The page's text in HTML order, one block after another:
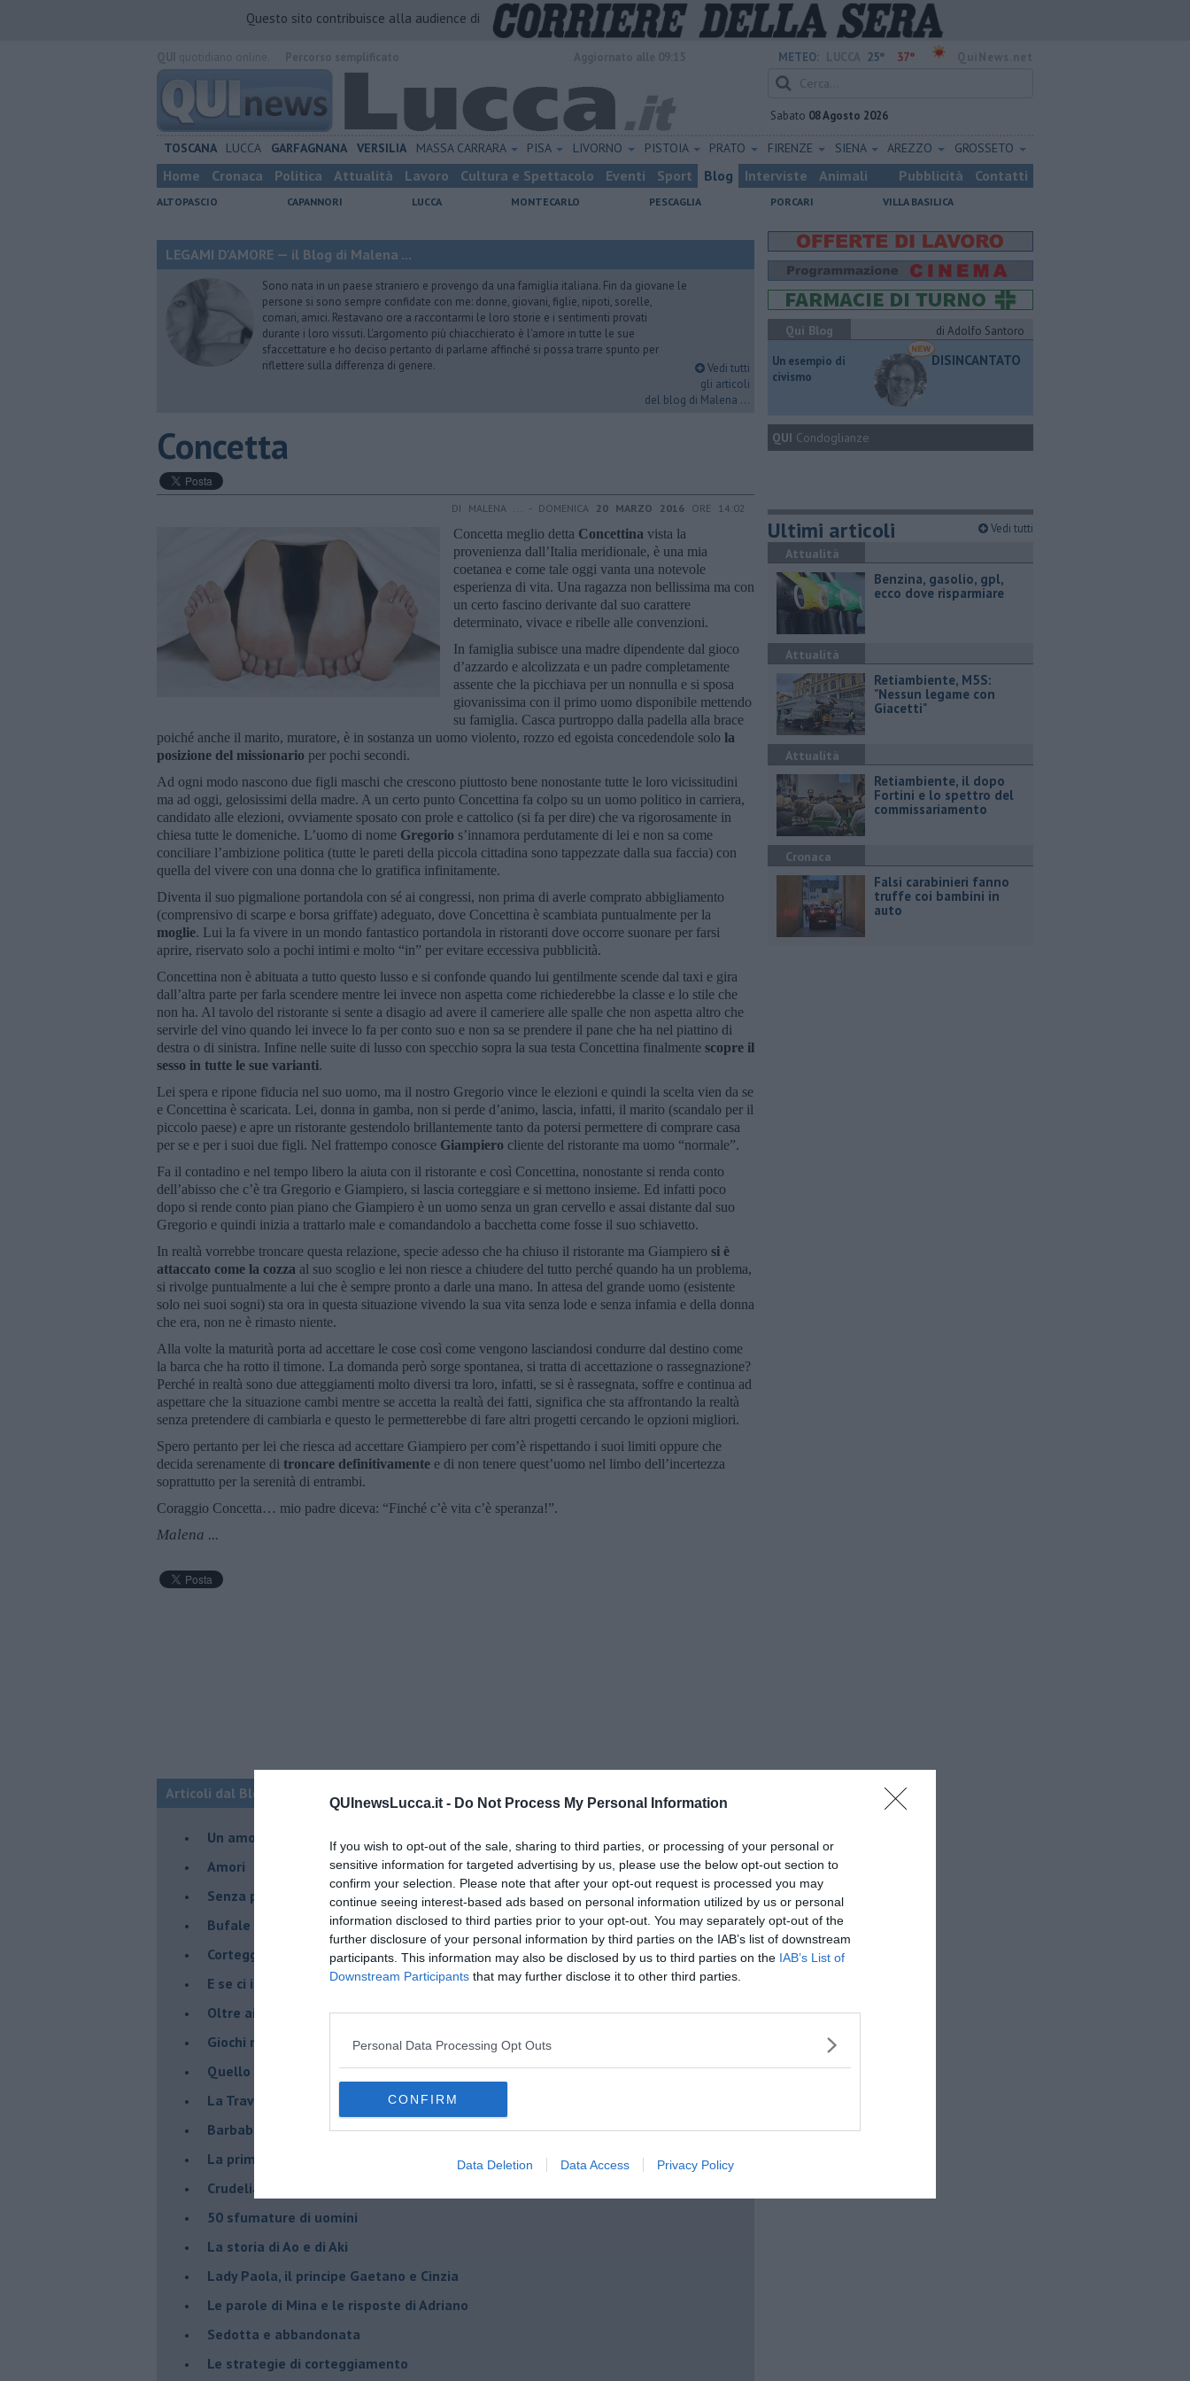
QUInewsLucca.it - Do Not Process My Personal Information
If you wish to opt-out of the sale, sharing to third parties, or processing of your personal or
sensitive information for targeted advertising by us, please use the below opt-out section to
confirm your selection. Please note that after your opt-out request is processed you may
continue seeing interest-based ads based on personal information utilized by us or personal
information disclosed to third parties prior to your opt-out. You may separately opt-out of the
further disclosure of your personal information by third parties on the IAB’s list of downstream
participants. This information may also be disclosed by us to third parties on the IAB’s List of
Downstream Participants that may further disclose it to other third parties.
Personal Data Processing Opt Outs
CONFIRM
Data Deletion Data Access Privacy Policy
Questo sito contribuisce alla audience di
METEO: 25° 37°
Sabato 08 Agosto 2026
TOSCANA LUCCA GARFAGNANA VERSILIA MASSA CARRARA PISA LIVORNO PISTOIA PRATO FIRENZE SIENA AREZZO GROSSETO
Home Cronaca Politica Attualità Lavoro Cultura e Spettacolo Eventi Sport Blog Interviste Animali Pubblicità Contatti
ALTOPASCIO CAPANNORI LUCCA MONTECARLO PESCAGLIA PORCARI VILLA BASILICA
LEGAMI D'AMORE — il Blog di Malena ...
Sono nata in un paese straniero e provengo da una famiglia italiana. Fin da giovane le
persone si sono sempre confidate con me: donne, giovani, figlie, nipoti, sorelle,
comari, amici. Restavano ore a raccontarmi le loro storie e i sentimenti provati
durante i loro vissuti. L'argomento più chiacchierato è l'amore in tutte le sue
sfaccettature e ho deciso pertanto di parlarne affinché si possa trarre spunto per
riflettere sulla differenza di genere.
Vedi tutti
gli articoli
del blog di Malena ...
Concetta
DI MALENA ... - DOMENICA 20 MARZO 2016 ORE 14:02
Concetta meglio detta Concettina vista la
provenienza dall’Italia meridionale, è una mia
coetanea e come tale oggi vanta una notevole
esperienza di vita. Una ragazza non bellissima ma con
un certo fascino derivante dal suo carattere
determinato, vivace e ribelle alle convenzioni.
In famiglia subisce una madre dipendente dal gioco
d’azzardo e alcolizzata e un padre completamente
assente che la picchiava per un nonnulla e si sposa
giovanissima con il primo uomo disponibile mettendo
su famiglia. Casca purtroppo dalla padella alla brace
poiché anche il marito, muratore, è in sostanza un uomo violento, rozzo ed egoista concedendole solo la
posizione del missionario per pochi secondi.
Ad ogni modo nascono due figli maschi che crescono piuttosto bene nonostante tutte le loro vicissitudini
ma ad oggi, gelosissimi della madre. A un certo punto Concettina fa colpo su un uomo politico in carriera,
candidato alle elezioni, ovviamente sposato con prole e cattolico (si fa per dire) che va rigorosamente in
chiesa tutte le domeniche. L’uomo di nome Gregorio s’innamora perdutamente di lei e non sa come
conciliare l’ambizione politica (tutte le pareti della piccola cittadina sono tappezzate dalla sua faccia) con
quella del vivere con una donna che lo gratifica infinitamente.
Diventa il suo pigmalione portandola con sé ai congressi, non prima di averle comprato abbigliamento
(comprensivo di scarpe e borsa griffate) adeguato, dove Concettina è scambiata puntualmente per la
moglie. Lui la fa vivere in un mondo fantastico portandola in ristoranti dove occorre suonare per farsi
aprire, riservato solo a pochi intimi e molto “in” per evitare eccessiva pubblicità.
Concettina non è abituata a tutto questo lusso e si confonde quando lui gentilmente scende dal taxi e gira
dall’altra parte per farla scendere mentre lei invece non aspetta come richiederebbe la classe e lo stile che
non ha. Al tavolo del ristorante si sente a disagio ad avere il cameriere alle spalle che non aspetta altro che
servirle del vino quando lei invece lo fa per conto suo e non sa se prendere il pane che ha nel piattino di
destra o di sinistra. Infine nelle suite di lusso con specchio sopra la sua testa Concettina finalmente scopre il
sesso in tutte le sue varianti.
Lei spera e ripone fiducia nel suo uomo, ma il nostro Gregorio vince le elezioni e quindi la scelta vien da se
e Concettina è scaricata. Lei, donna in gamba, non si perde d’animo, lascia, infatti, il marito (scandalo per il
piccolo paese) e apre un ristorante gestendolo brillantemente tanto da potersi permettere di comprare casa
per se e per i suoi due figli. Nel frattempo conosce Giampiero cliente del ristorante ma uomo “normale”.
Fa il contadino e nel tempo libero la aiuta con il ristorante e così Concettina, nonostante si renda conto
dell’abisso che c’è tra Gregorio e Giampiero, si lascia corteggiare e si mettono insieme. Ed infatti poco
dopo si rende conto pian piano che Giampiero è un uomo senza un gran cervello e assai distante dal suo
Gregorio e quindi inizia a trattarlo male e comandandolo a bacchetta come fosse il suo schiavetto.
In realtà vorrebbe troncare questa relazione, specie adesso che ha chiuso il ristorante ma Giampiero si è
attaccato come la cozza al suo scoglio e lei non riesce a chiudere del tutto perché quando ha un problema,
si rivolge puntualmente a lui che è sempre pronto a darle una mano. In attesa del grande uomo (esistente
solo nei suoi sogni) sta ora in questa situazione vivendo la sua vita senza lode e senza infamia e della donna
che era, non ne è rimasto niente.
Alla volte la maturità porta ad accettare le cose così come vengono lasciandosi condurre dal destino come
la barca che ha rotto il timone. La domanda però sorge spontanea, si tratta di accettazione o rassegnazione?
Perché in realtà sono due atteggiamenti molto diversi tra loro, infatti, se si è rassegnata, soffre e continua ad
aspettare che la situazione cambi mentre se accetta la realtà dei fatti, significa che sta affrontando la realtà
senza pretendere di cambiarla e questo le permetterebbe di fare altri progetti cercando le opzioni migliori.
Spero pertanto per lei che riesca ad accettare Giampiero per com’è rispettando i suoi limiti oppure che
decida serenamente di troncare definitivamente e di non tenere quest’uomo nel limbo dell’incertezza
soprattutto per la serenità di entrambi.
Coraggio Concetta… mio padre diceva: “Finché c’è vita c’è speranza!”.
Malena ...
Articoli dal Blog “Legami d'amore” di Malena ...
Un amore nato ai tempi del coronavirus
Amori
Senza parole - 1
Bufale d'amore
Corteggiatrici moderne
E se ci incontrassimo ?
Oltre ai cinque sensi
Giochi nel bosco
Quello che vogliono le donne
La Traviata in versione moderna
Barbablù
La prima volta
Crudelia De Mon
50 sfumature di uomini
La storia di Ao e di Aki
Lady Paola, il principe Gaetano e Cinzia
Le parole di Mina e le risposte di Adriano
Sedotta e abbandonata
Le strategie di corteggiamento
Qui Blog
di Adolfo Santoro
​Un esempio di
civismo
DISINCANTATO
QUI Condoglianze
Ultimi articoli Vedi tutti
Attualità
​Benzina, gasolio, gpl,
ecco dove risparmiare
Attualità
Retiambiente, M5S:
"Nessun legame con
Giacetti"
Attualità
Retiambiente, il dopo
Fortini e lo spettro del
commissariamento
Cronaca
Falsi carabinieri fanno
truffe coi bambini in
auto